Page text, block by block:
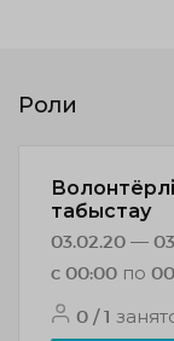
Роли
табыстау
03.02.20 —
c 00:00 по
0 / 1